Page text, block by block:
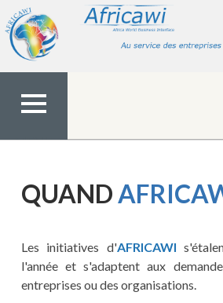
contenu
MENU
QUAND
Les initiatives d'AFRICAWI
l'année et s'adaptent aux
entreprises ou des organisations.